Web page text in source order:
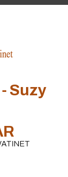
Suzy